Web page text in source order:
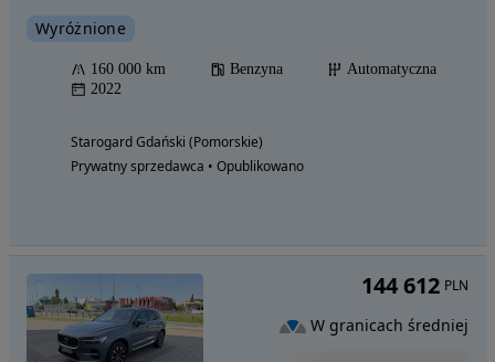
Wyróżnione
160 000 km Benzyna
Automatyczna
2022
Starogard Gdański (Pomorskie)
Prywatny sprzedawca • Opublikowano
144 612 PLN
W granicach średniej